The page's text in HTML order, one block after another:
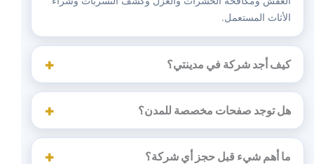
الأثاث المستعمل.
كيف أجد شركة في مدينتي؟
هل توجد صفحات مخصصة للمدن؟
ما أهم شيء قبل حجز أي شركة؟